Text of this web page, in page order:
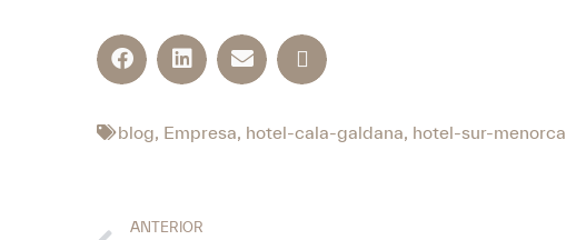
blog, Empresa, hotel-cala-galdana, hotel-sur-menorca
ANTERIOR